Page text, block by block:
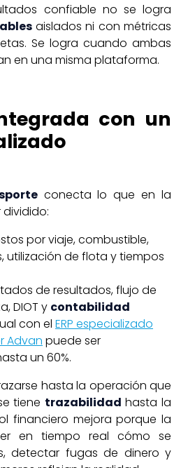
confiable no se logra
aislados ni con métricas
Se logra cuando ambas
en una misma plataforma.
con un
conecta lo que en la
por viaje, combustible,
utilización de flota y tiempos
de resultados, flujo de
DIOT y contabilidad
con el ERP especializado
Advan puede ser
un 60%.
hasta la operación que
tiene trazabilidad hasta la
financiero mejora porque la
en tiempo real cómo se
detectar fugas de dinero y